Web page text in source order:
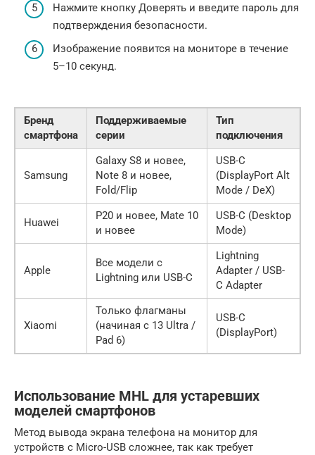
Нажмите кнопку Доверять и введите пароль для
подтверждения безопасности.
Изображение появится на мониторе в течение
5–10 секунд.
Бренд
смартфона
Поддерживаемые
серии
Тип
подключения
Samsung
Galaxy S8 и новее,
Note 8 и новее,
Fold/Flip
USB-C
(DisplayPort Alt
Mode / DeX)
Huawei
P20 и новее, Mate 10
и новее
USB-C (Desktop
Mode)
Apple
Все модели с
Lightning или USB-C
Lightning
Adapter / USB-
C Adapter
Xiaomi
Только флагманы
(начиная с 13 Ultra /
Pad 6)
USB-C
(DisplayPort)
Использование MHL для устаревших
моделей смартфонов
Метод вывода экрана телефона на монитор для
устройств с Micro-USB сложнее, так как требует